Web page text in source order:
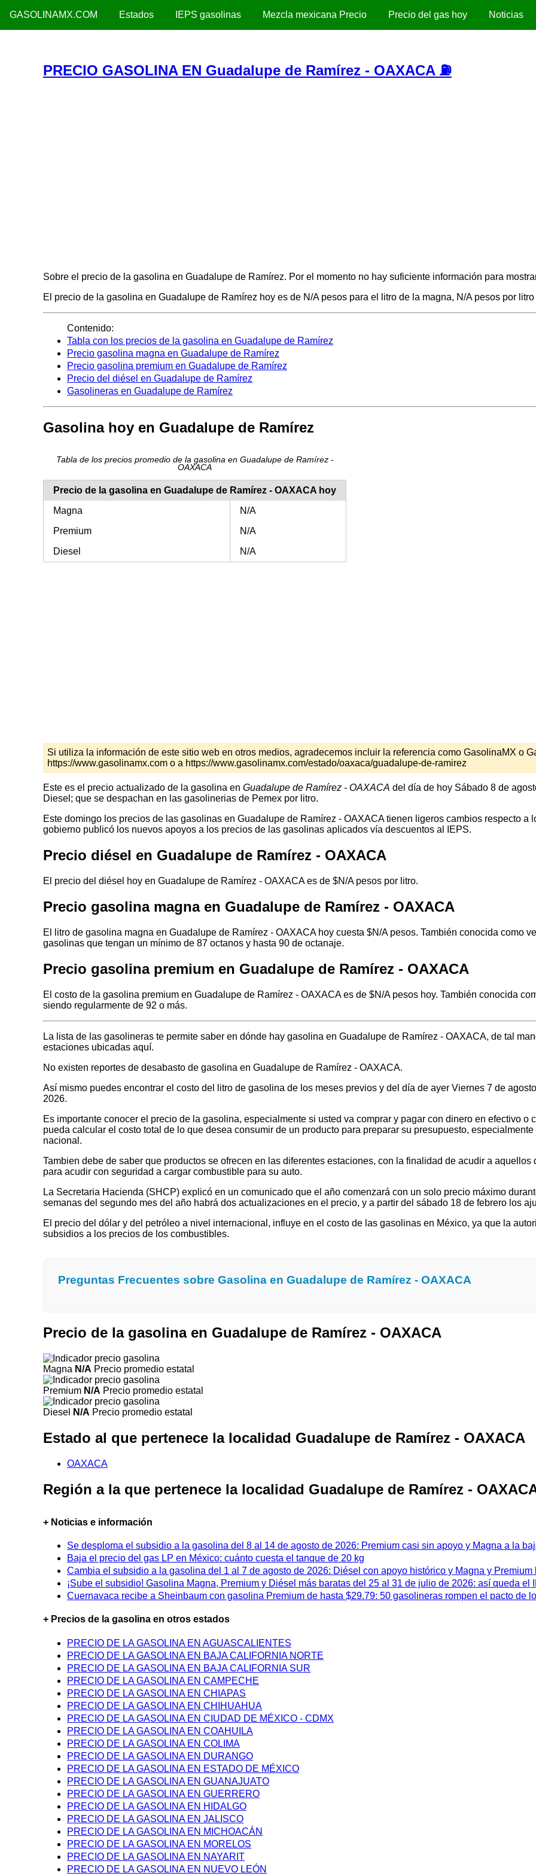
GASOLINAMX.COM Estados IEPS gasolinas Mezcla mexicana Precio Precio del gas hoy Noticias
PRECIO GASOLINA EN Guadalupe de Ramírez - OAXACA ⛽
Sobre el precio de la gasolina en Guadalupe de Ramírez. Por el momento no hay suficiente información para
El precio de la gasolina en Guadalupe de Ramírez hoy es de N/A pesos para el litro de la magna, N/A pesos por
Contenido:
Tabla con los precios de la gasolina en Guadalupe de Ramírez
Precio gasolina magna en Guadalupe de Ramírez
Precio gasolina premium en Guadalupe de Ramírez
Precio del diésel en Guadalupe de Ramírez
Gasolineras en Guadalupe de Ramírez
Gasolina hoy en Guadalupe de Ramírez
Tabla de los precios promedio de la gasolina en Guadalupe de Ramírez -
OAXACA
Precio de la gasolina en Guadalupe de Ramírez - OAXACA hoy
Magna
N/A
Premium
N/A
Diesel
N/A
Si utiliza la información de este sitio web en otros medios, agradecemos incluir la referencia como GasolinaMX o
https://www.gasolinamx.com o a https://www.gasolinamx.com/estado/oaxaca/guadalupe-de-ramirez
Este es el precio actualizado de la gasolina en Guadalupe de Ramírez - OAXACA del día de hoy Sábado 8 de
Diesel; que se despachan en las gasolinerias de Pemex por litro.
Este domingo los precios de las gasolinas en Guadalupe de Ramírez - OAXACA tienen ligeros cambios respecto a
gobierno publicó los nuevos apoyos a los precios de las gasolinas aplicados vía descuentos al IEPS.
Precio diésel en Guadalupe de Ramírez - OAXACA
El precio del diésel hoy en Guadalupe de Ramírez - OAXACA es de $N/A pesos por litro.
Precio gasolina magna en Guadalupe de Ramírez - OAXACA
El litro de gasolina magna en Guadalupe de Ramírez - OAXACA hoy cuesta $N/A pesos. También conocida como
gasolinas que tengan un mínimo de 87 octanos y hasta 90 de octanaje.
Precio gasolina premium en Guadalupe de Ramírez - OAXACA
El costo de la gasolina premium en Guadalupe de Ramírez - OAXACA es de $N/A pesos hoy. También conocida
siendo regularmente de 92 o más.
La lista de las gasolineras te permite saber en dónde hay gasolina en Guadalupe de Ramírez - OAXACA, de tal
estaciones ubicadas aquí.
No existen reportes de desabasto de gasolina en Guadalupe de Ramírez - OAXACA.
Así mismo puedes encontrar el costo del litro de gasolina de los meses previos y del día de ayer Viernes 7 de
2026.
Es importante conocer el precio de la gasolina, especialmente si usted va comprar y pagar con dinero en efectivo o
pueda calcular el costo total de lo que desea consumir de un producto para preparar su presupuesto,
nacional.
Tambien debe de saber que productos se ofrecen en las diferentes estaciones, con la finalidad de acudir a
para acudir con seguridad a cargar combustible para su auto.
La Secretaria Hacienda (SHCP) explicó en un comunicado que el año comenzará con un solo precio máximo
semanas del segundo mes del año habrá dos actualizaciones en el precio, y a partir del sábado 18 de febrero los
El precio del dólar y del petróleo a nivel internacional, influye en el costo de las gasolinas en México, ya que la
subsidios a los precios de los combustibles.
Preguntas Frecuentes sobre Gasolina en Guadalupe de Ramírez - OAXACA
Precio de la gasolina en Guadalupe de Ramírez - OAXACA
Magna N/A Precio promedio estatal
Premium N/A Precio promedio estatal
Diesel N/A Precio promedio estatal
Estado al que pertenece la localidad Guadalupe de Ramírez - OAXACA
OAXACA
Región a la que pertenece la localidad Guadalupe de Ramírez -
+ Noticias e información
Se desploma el subsidio a la gasolina del 8 al 14 de agosto de 2026: Premium casi sin apoyo y Magna a la
Baja el precio del gas LP en México: cuánto cuesta el tanque de 20 kg
Cambia el subsidio a la gasolina del 1 al 7 de agosto de 2026: Diésel con apoyo histórico y Magna y Premium
¡Sube el subsidio! Gasolina Magna, Premium y Diésel más baratas del 25 al 31 de julio de 2026: así queda el
Cuernavaca recibe a Sheinbaum con gasolina Premium de hasta $29.79: 50 gasolineras rompen el pacto de
+ Precios de la gasolina en otros estados
PRECIO DE LA GASOLINA EN AGUASCALIENTES
PRECIO DE LA GASOLINA EN BAJA CALIFORNIA NORTE
PRECIO DE LA GASOLINA EN BAJA CALIFORNIA SUR
PRECIO DE LA GASOLINA EN CAMPECHE
PRECIO DE LA GASOLINA EN CHIAPAS
PRECIO DE LA GASOLINA EN CHIHUAHUA
PRECIO DE LA GASOLINA EN CIUDAD DE MÉXICO - CDMX
PRECIO DE LA GASOLINA EN COAHUILA
PRECIO DE LA GASOLINA EN COLIMA
PRECIO DE LA GASOLINA EN DURANGO
PRECIO DE LA GASOLINA EN ESTADO DE MÉXICO
PRECIO DE LA GASOLINA EN GUANAJUATO
PRECIO DE LA GASOLINA EN GUERRERO
PRECIO DE LA GASOLINA EN HIDALGO
PRECIO DE LA GASOLINA EN JALISCO
PRECIO DE LA GASOLINA EN MICHOACÁN
PRECIO DE LA GASOLINA EN MORELOS
PRECIO DE LA GASOLINA EN NAYARIT
PRECIO DE LA GASOLINA EN NUEVO LEÓN